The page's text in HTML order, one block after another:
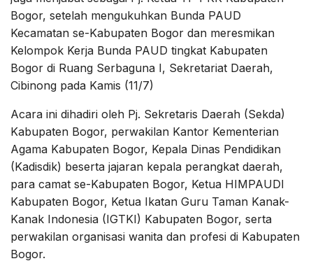
Bogor, setelah mengukuhkan Bunda PAUD
Kecamatan se-Kabupaten Bogor dan meresmikan
Kelompok Kerja Bunda PAUD tingkat Kabupaten
Bogor di Ruang Serbaguna I, Sekretariat Daerah,
Cibinong pada Kamis (11/7)
Acara ini dihadiri oleh Pj. Sekretaris Daerah (Sekda)
Kabupaten Bogor, perwakilan Kantor Kementerian
Agama Kabupaten Bogor, Kepala Dinas Pendidikan
(Kadisdik) beserta jajaran kepala perangkat daerah,
para camat se-Kabupaten Bogor, Ketua HIMPAUDI
Kabupaten Bogor, Ketua Ikatan Guru Taman Kanak-
Kanak Indonesia (IGTKI) Kabupaten Bogor, serta
perwakilan organisasi wanita dan profesi di Kabupaten
Bogor.